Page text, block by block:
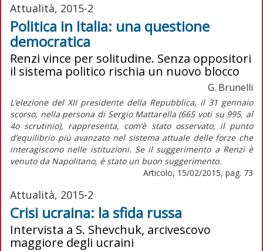
Attualità, 2015-2
Politica in Italia: una questione
democratica
Renzi vince per solitudine. Senza oppositori
il sistema politico rischia un nuovo blocco
G. Brunelli
L’elezione del XII presidente della Repubblica, il 31 gennaio
scorso, nella persona di Sergio Mattarella (665 voti su 995, al
4o scrutinio), rappresenta, com’è stato osservato, il punto
d’equilibrio più avanzato nel sistema attuale delle forze che
interagiscono nelle istituzioni. Se il suggerimento a Renzi è
venuto da Napolitano, è stato un buon suggerimento.
Articolo, 15/02/2015, pag. 73
Attualità, 2015-2
Crisi ucraina: la sfida russa
Intervista a S. Shevchuk, arcivescovo
maggiore degli ucraini